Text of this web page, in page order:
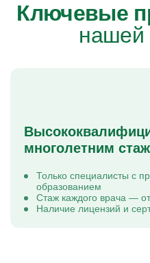
Ключевые
нашей
многолетним
Только специалисты с
образованием
Стаж каждого врача —
Наличие лицензий и